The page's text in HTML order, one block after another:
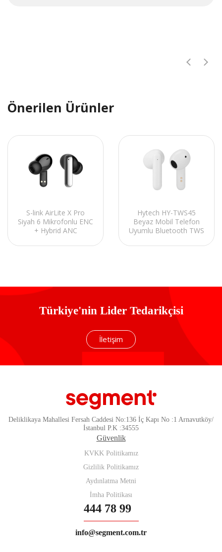
Önerilen Ürünler
S-link AirLite X Pro
Siyah 6 Mikrofonlu ENC
+ Hybrid ANC
Mikrofonlu Kulaklık
Hytech HY-TWS45
Beyaz Mobil Telefon
Uyumlu Bluetooth TWS
Türkiye'nin Lider Tedarikçisi
İletişim
Deliklikaya Mahallesi Fersah Caddesi No:136 İç Kapı No :1 Arnavutköy/
İstanbul P.K :34555
Güvenlik
KVKK Politikamız
Gizlilik Politikamız
Aydınlatma Metni
İmha Politikası
444 78 99
info@segment.com.tr